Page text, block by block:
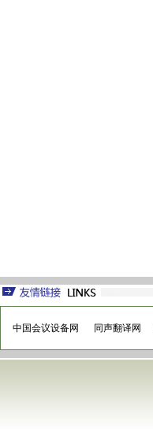
中国会议设备网 同声翻译网